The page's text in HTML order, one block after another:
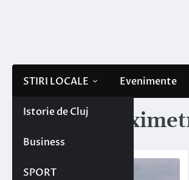
STIRI LOCALE
Istorie de Cluj
Business
SPORT
Evenimente
Etichetă: